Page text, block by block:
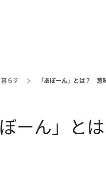
暮らす 「あぼーん」とは？ 意
ぼーん」と